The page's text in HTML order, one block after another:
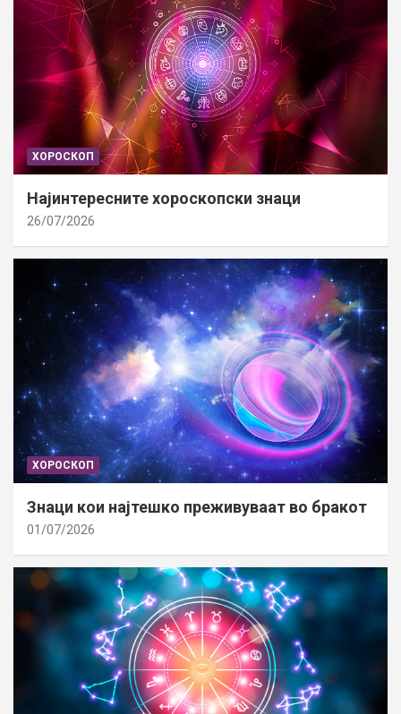
ХОРОСКОП
Најинтересните хороскопски знаци
26/07/2026
ХОРОСКОП
Знаци кои најтешко преживуваат во бракот
01/07/2026